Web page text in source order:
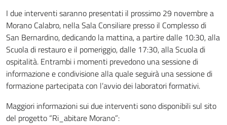
I due interventi saranno presentati il prossimo 29 novembre a
Morano Calabro, nella Sala Consiliare presso il Complesso di
San Bernardino, dedicando la mattina, a partire dalle 10:30, alla
Scuola di restauro e il pomeriggio, dalle 17:30, alla Scuola di
ospitalità. Entrambi i momenti prevedono una sessione di
informazione e condivisione alla quale seguirà una sessione di
formazione partecipata con l’avvio dei laboratori formativi.
Maggiori informazioni sui due interventi sono disponibili sul sito
del progetto “Ri_abitare Morano”: